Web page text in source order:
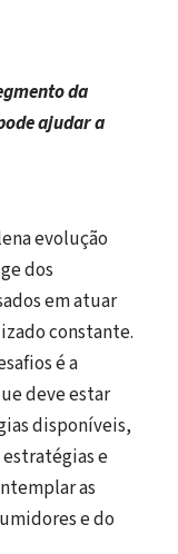
da
ajudar a
evolução
dos
em atuar
constante.
é a
deve estar
disponíveis,
e
as
e do